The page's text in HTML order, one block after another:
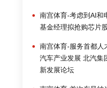
南宫体育-考虑到AI和
基金经理拟抢购芯片
南宫体育-服务首都人
汽车产业发展 北汽集
新发展论坛